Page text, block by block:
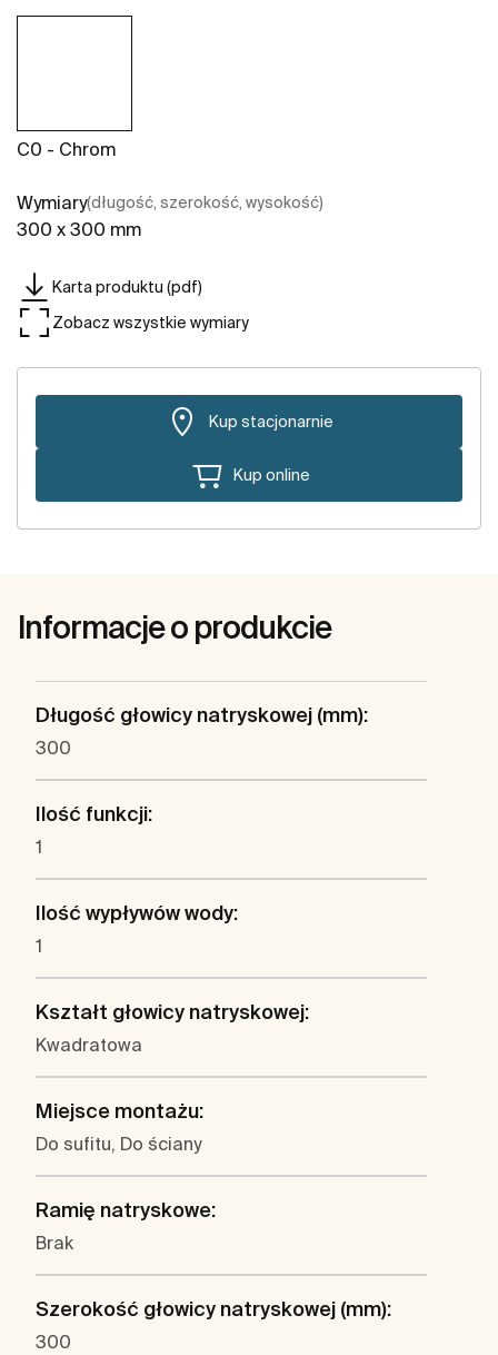
C0 - Chrom
Wymiary(długość, szerokość, wysokość)
300 x 300 mm
Karta produktu (pdf)
Zobacz wszystkie wymiary
Kup stacjonarnie
Kup online
Informacje o produkcie
Długość głowicy natryskowej (mm):
300
Ilość funkcji:
1
Ilość wypływów wody:
1
Kształt głowicy natryskowej:
Kwadratowa
Miejsce montażu:
Do sufitu, Do ściany
Ramię natryskowe:
Brak
Szerokość głowicy natryskowej (mm):
300